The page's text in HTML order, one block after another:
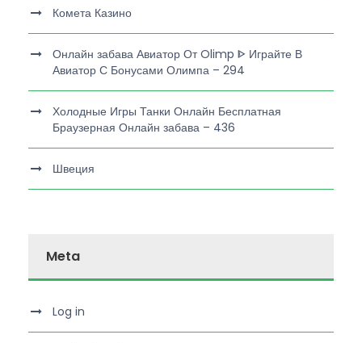
Комета Казино
Онлайн забава Авиатор От Olimp ᐈ Играйте В
Авиатор С Бонусами Олимпа – 294
Холодные Игры Танки Онлайн Бесплатная
Браузерная Онлайн забава – 436
Швеция
Meta
Log in